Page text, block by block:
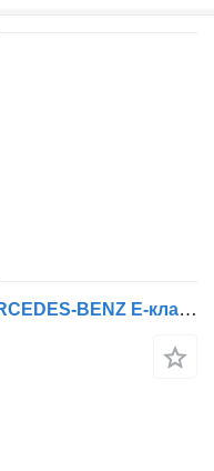
Амортисьор A2133202300 MERCEDES-BENZ E-класа W213 за автомобил Mercedes-Benz E Class W213